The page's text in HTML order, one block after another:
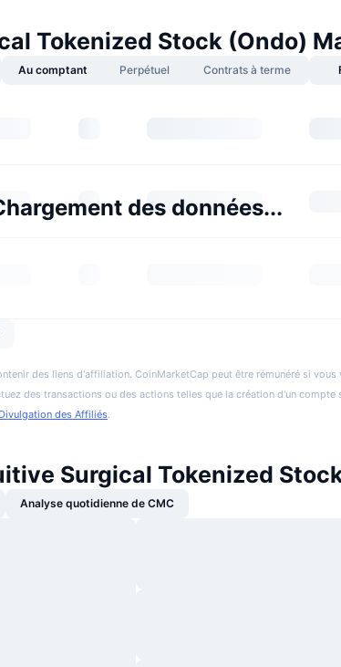
Tokenized Stock (Ondo)
Au comptant Perpétuel Contrats à terme
des données...
des liens d'affiliation. CoinMarketCap peut être rémunéré si vous
des transactions ou des actions telles que la création d'un compte
Divulgation des Affiliés.
Surgical Tokenized
Analyse quotidienne de CMC